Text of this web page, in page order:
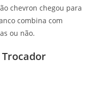
chevron chegou para
combina com
ou não.